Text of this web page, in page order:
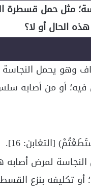
مثل حمل قسطرة
الحال أو لا؟
وهو يحمل النجاسة
أو من أصابه
[التغابن: 16].
لمرض أصابه
بنزع